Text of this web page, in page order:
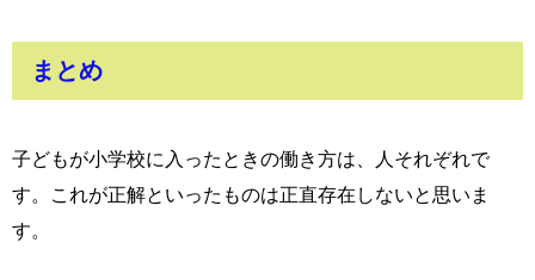
まとめ
子どもが小学校に入ったときの働き方は、人それぞれで
す。これが正解といったものは正直存在しないと思いま
す。